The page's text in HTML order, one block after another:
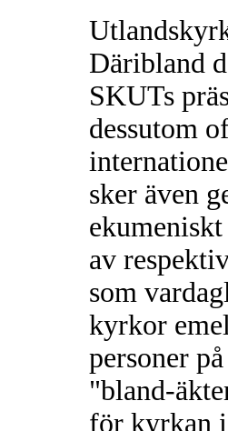
Däribland
SKUTs
dessutom
sker även
av
som
kyrkor
personer
"bland-
för kyrkan